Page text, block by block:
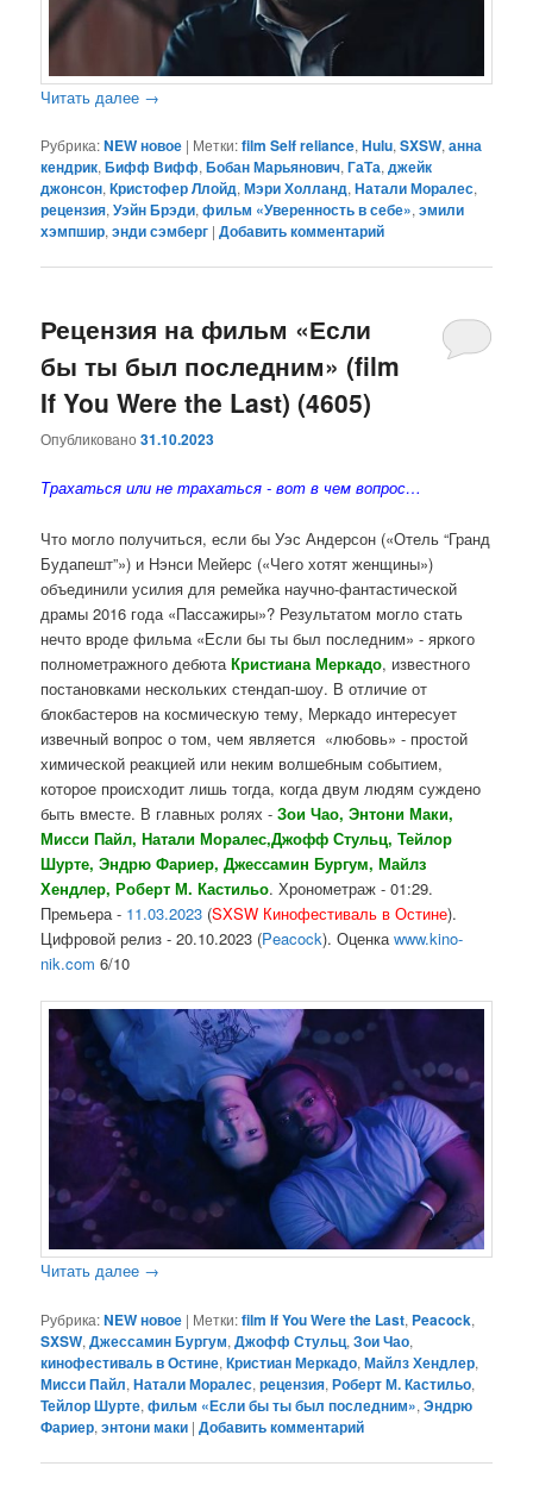
Читать далее →
Рубрика:NEW новое | Метки:film Self reliance,Hulu,SXSW,анна
кендрик,Бифф Вифф,Бобан Марьянович,ГаТа,джейк
джонсон,Кристофер Ллойд,Мэри Холланд,Натали Моралес,
рецензия,Уэйн Брэди,фильм «Уверенность в себе»,эмили
хэмпшир,энди сэмберг |Добавить комментарий
Рецензия на фильм «Если
бы ты был последним» (film
If You Were the Last) (4605)
Опубликовано31.10.2023
Трахаться или не трахаться - вот в чем вопрос…
Что могло получиться, если бы Уэс Андерсон («Отель “Гранд
Будапешт”») и Нэнси Мейерс («Чего хотят женщины»)
объединили усилия для ремейка научно-фантастической
драмы 2016 года «Пассажиры»? Результатом могло стать
нечто вроде фильма «Если бы ты был последним» - яркого
полнометражного дебютаКристиана Меркадо, известного
постановками нескольких стендап-шоу. В отличие от
блокбастеров на космическую тему, Меркадо интересует
извечный вопрос о том, чем является «любовь» - простой
химической реакцией или неким волшебным событием,
которое происходит лишь тогда, когда двум людям суждено
быть вместе. В главных ролях -Зои Чао, Энтони Маки,
Мисси Пайл,Натали Моралес,Джофф Стульц, Тейлор
Шурте,Эндрю Фариер, Джессамин Бургум,Майлз
Хендлер, Роберт М. Кастильо. Хронометраж - 01:29.
Премьера - 11.03.2023 (SXSW Кинофестиваль в Остине).
Цифровой релиз - 20.10.2023 (Peacock). Оценкаwww.kino-
nik.com 6/10
Читать далее →
Рубрика:NEW новое | Метки:film If You Were the Last, Peacock,
SXSW,Джессамин Бургум,Джофф Стульц,Зои Чао,
кинофестиваль в Остине,Кристиан Меркадо,Майлз Хендлер,
Мисси Пайл,Натали Моралес,рецензия,Роберт М. Кастильо,
Тейлор Шурте,фильм «Если бы ты был последним»,Эндрю
Фариер,энтони маки |Добавить комментарий